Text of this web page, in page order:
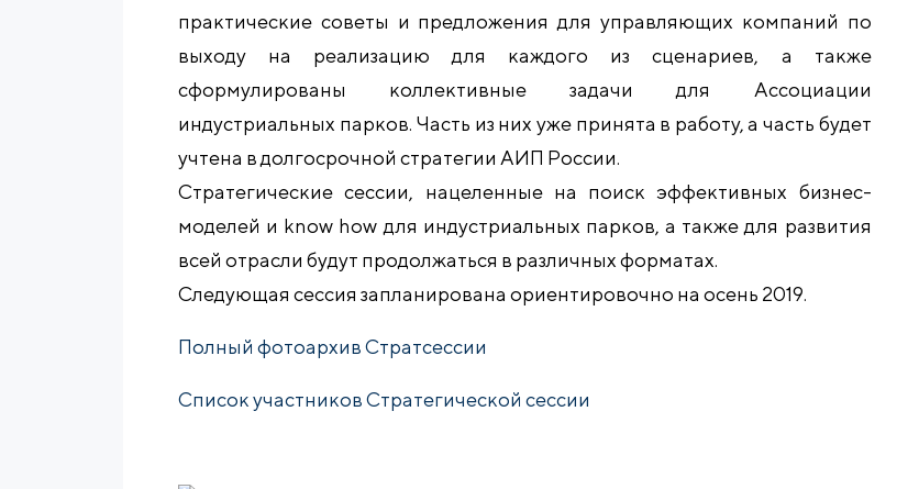
практические советы и предложения для управляющих компаний по
выходу на реализацию для каждого из сценариев, а также
сформулированы коллективные задачи для Ассоциации
индустриальных парков. Часть из них уже принята в работу, а часть будет
учтена в долгосрочной стратегии АИП России.
Стратегические сессии, нацеленные на поиск эффективных бизнес-
моделей и know how для индустриальных парков, а также для развития
всей отрасли будут продолжаться в различных форматах.
Следующая сессия запланирована ориентировочно на осень 2019.
Полный фотоархив Стратсессии
Список участников Стратегической сессии